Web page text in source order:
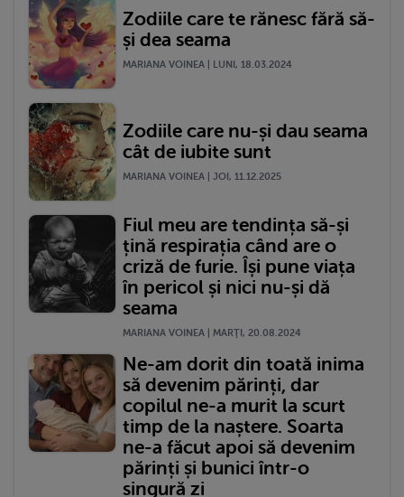
Zodiile care te rănesc fără să-
și dea seama
MARIANA VOINEA | LUNI, 18.03.2024
Zodiile care nu-și dau seama
cât de iubite sunt
MARIANA VOINEA | JOI, 11.12.2025
Fiul meu are tendința să-și
țină respirația când are o
criză de furie. Își pune viața
în pericol și nici nu-și dă
seama
MARIANA VOINEA | MARŢI, 20.08.2024
Ne-am dorit din toată inima
să devenim părinți, dar
copilul ne-a murit la scurt
timp de la naștere. Soarta
ne-a făcut apoi să devenim
părinți și bunici într-o
singură zi